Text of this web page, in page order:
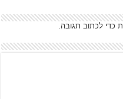
כדי לכתוב תגובה.